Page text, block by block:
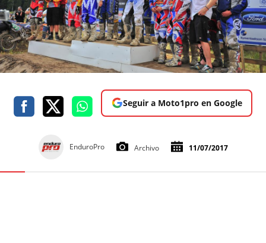
Seguir a Moto1pro en Google
EnduroPro Archivo 11/07/2017